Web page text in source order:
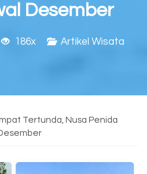
Desember
186x Artikel Wisata
Tertunda, Nusa Penida